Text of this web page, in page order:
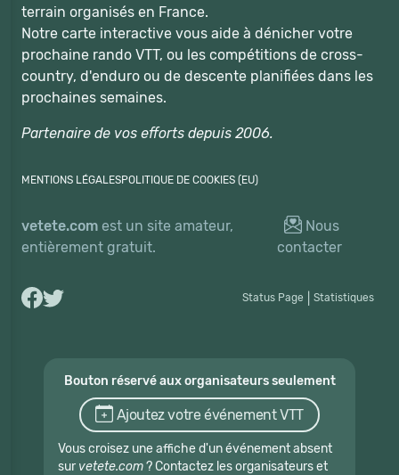
terrain organisés en France.
Notre carte interactive vous aide à dénicher votre
prochaine rando VTT, ou les compétitions de cross-
country, d'enduro ou de descente planifiées dans les
prochaines semaines.
Partenaire de vos efforts depuis 2006.
MENTIONS LÉGALESPOLITIQUE DE COOKIES (EU)
vetete.com est un site amateur,
entièrement gratuit.
Nous
contacter
Status Page Statistiques
Bouton réservé aux organisateurs seulement
Ajoutez votre événement VTT
Vous croisez une affiche d'un événement absent
sur vetete.com? Contactez les organisateurs et